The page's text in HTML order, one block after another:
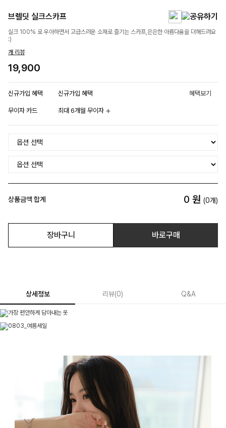
브렐딧 실크스카프
실크 100% 로 우아하면서 고급스러운 소재로 즐기는 스카프,은은한 아름다움을 더해드려요
:)
개 리뷰
19,900
신규가입 혜택 신규가입 혜택 혜택보기
무이자 카드 최대 6개월 무이자
상품금액 합계 0 원 (0개)
장바구니 바로구매
상세정보 리뷰(0) Q&A